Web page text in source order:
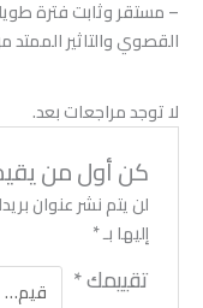
– مستقر وثابت فترة
القصوي والتاثير
لا توجد مراجعات بعد.
كن أول من
لن يتم نشر عنوان
إليها بـ*
تقييمك*